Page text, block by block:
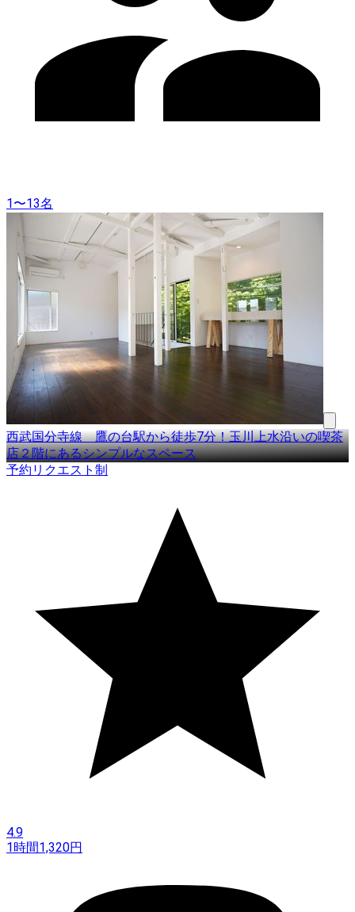
1〜13名
西武国分寺線 鷹の台駅から徒歩7分！玉川上水沿いの喫茶
店２階にあるシンプルなスペース
予約リクエスト制
4.9
1時間1,320円